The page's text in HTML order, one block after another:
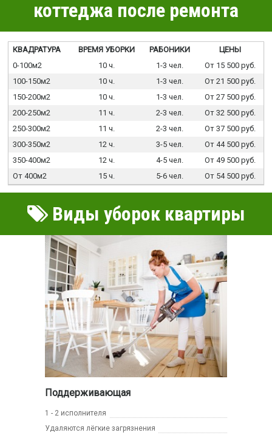
коттеджа после ремонта
КВАДРАТУРА ВРЕМЯ УБОРКИ РАБОНИКИ
ЦЕНЫ
0-100м2
10 ч. 1-3 чел.
От 15 500 руб.
100-150м2
10 ч. 1-3 чел.
От 21 500 руб.
150-200м2
10 ч. 1-3 чел.
От 27 500 руб.
200-250м2
11 ч. 2-3 чел.
От 32 500 руб.
250-300м2
11 ч. 2-3 чел.
От 37 500 руб.
300-350м2
12 ч. 3-5 чел.
От 44 500 руб.
350-400м2
12 ч. 4-5 чел.
От 49 500 руб.
От 400м2
15 ч. 5-6 чел. От 54 500 руб.
Виды уборок квартиры
Поддерживающая
1 - 2 исполнителя
Удаляются лёгкие загрязнения